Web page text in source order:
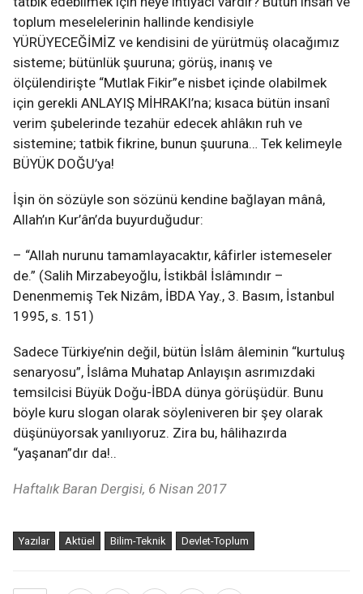
toplum meselelerinin hallinde kendisiyle
YÜRÜYECEĞİMİZ ve kendisini de yürütmüş olacağımız
sisteme; bütünlük şuuruna; görüş, inanış ve
ölçülendirişte “Mutlak Fikir”e nisbet içinde olabilmek
için gerekli ANLAYIŞ MİHRAKI’na; kısaca bütün insanî
verim şubelerinde tezahür edecek ahlâkın ruh ve
sistemine; tatbik fikrine, bunun şuuruna… Tek kelimeyle
BÜYÜK DOĞU’ya!
İşin ön sözüyle son sözünü kendine bağlayan mânâ,
Allah’ın Kur’ân’da buyurduğudur:
– “Allah nurunu tamamlayacaktır, kâfirler istemeseler
de.” (Salih Mirzabeyoğlu, İstikbâl İslâmındır –
Denenmemiş Tek Nizâm, İBDA Yay., 3. Basım, İstanbul
1995, s. 151)
Sadece Türkiye’nin değil, bütün İslâm âleminin “kurtuluş
senaryosu”, İslâma Muhatap Anlayışın asrımızdaki
temsilcisi Büyük Doğu-İBDA dünya görüşüdür. Bunu
böyle kuru slogan olarak söyleniveren bir şey olarak
düşünüyorsak yanılıyoruz. Zira bu, hâlihazırda
“yaşanan”dır da!..
Haftalık Baran Dergisi, 6 Nisan 2017
Yazılar Aktüel Bilim-Teknik Devlet-Toplum